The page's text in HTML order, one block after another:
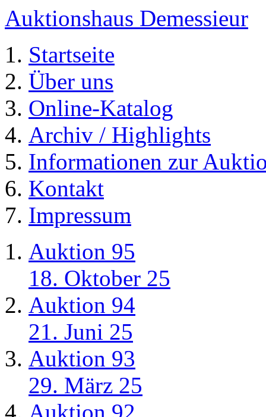
Auktionshaus Demessieur
Startseite
Über uns
Online-Katalog
Archiv / Highlights
Informationen zur
Kontakt
Impressum
Auktion 95
18. Oktober 25
Auktion 94
21. Juni 25
Auktion 93
29. März 25